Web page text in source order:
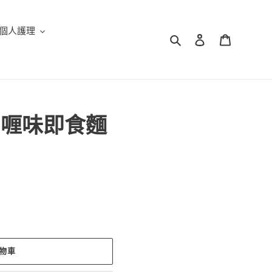
人護理
搜尋 登入
味即食麵
車